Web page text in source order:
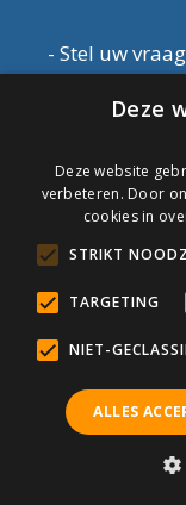
- Stel uw vraag
-Verzending
Veilig
-Retourneren
Veel
–
Vragen?
Deze
Deze website
verbeteren. Door
cookies in
STRIKT
TARGETING
NIET-
ALLES